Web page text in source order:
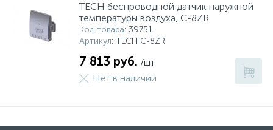
TECH беспроводной датчик наружной
температуры воздуха, C-8ZR
Код товара: 39751
Артикул: TECH C-8ZR
7 813 руб. /шт
Нет в наличии